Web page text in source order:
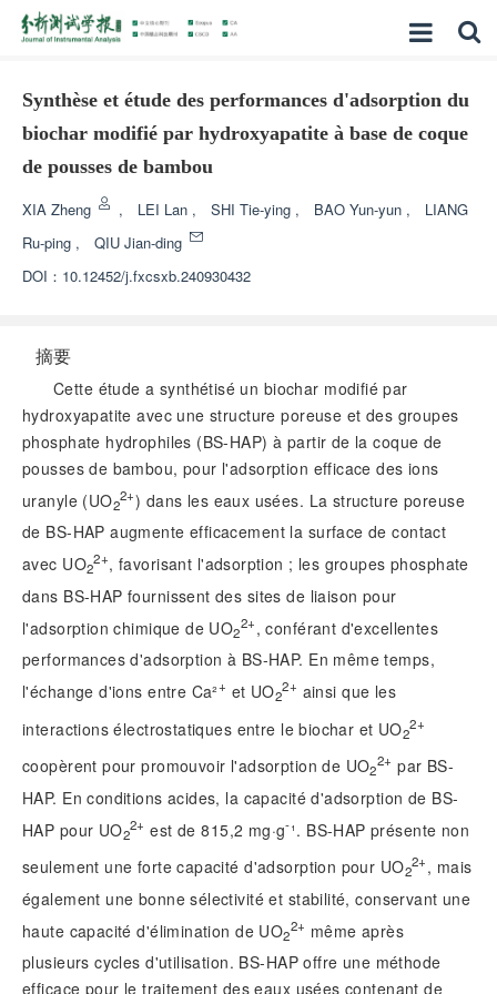
Synthèse et étude des performances d'adsorption du
biochar modifié par hydroxyapatite à base de coque
de pousses de bambou
XIA Zheng , LEI Lan , SHI Tie-ying , BAO Yun-yun ,
LIANG
Ru-ping ,
QIU Jian-ding
DOI： 10.12452/j.fxcsxb.240930432
摘要
Cette étude a synthétisé un biochar modifié par
hydroxyapatite avec une structure poreuse et des groupes
phosphate hydrophiles (BS-HAP) à partir de la coque de
pousses de bambou, pour l'adsorption efficace des ions
uranyle (UO2
2+) dans les eaux usées. La structure poreuse
de BS-HAP augmente efficacement la surface de contact
avec UO2
2+, favorisant l'adsorption ; les groupes phosphate
dans BS-HAP fournissent des sites de liaison pour
l'adsorption chimique de UO2
2+, conférant d'excellentes
performances d'adsorption à BS-HAP. En même temps,
l'échange d'ions entre Ca²+ et UO2
2+ ainsi que les
interactions électrostatiques entre le biochar et UO2
2+
coopèrent pour promouvoir l'adsorption de UO2
2+ par BS-
HAP. En conditions acides, la capacité d'adsorption de BS-
HAP pour UO2
2+ est de 815,2 mg·g-¹. BS-HAP présente non
seulement une forte capacité d'adsorption pour UO2
2+, mais
également une bonne sélectivité et stabilité, conservant une
haute capacité d'élimination de UO2
2+ même après
plusieurs cycles d'utilisation. BS-HAP offre une méthode
efficace pour le traitement des eaux usées contenant de